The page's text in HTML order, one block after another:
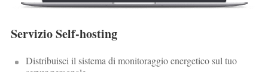
Servizio Self-hosting
Distribuisci il sistema di monitoraggio energetico sul tuo